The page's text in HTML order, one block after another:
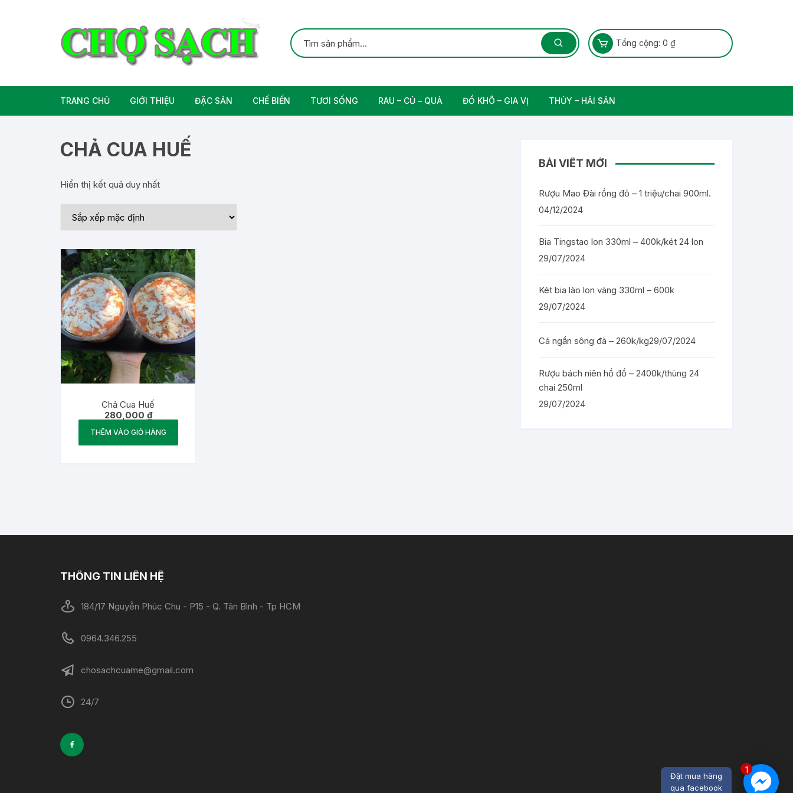
1
Đặt mua hàng
qua facebook
Tổng cộng: 0 ₫
TRANG CHỦ GIỚI THIỆU ĐẶC SẢN
Rượu bia đặc sản
CHẾ BIẾN TƯƠI SỐNG RAU – CỦ – QUẢ ĐỒ KHÔ – GIA VỊ THỦY – HẢI SẢN
CHẢ CUA HUẾ
Hiển thị kết quả duy nhất
Chả Cua Huế
280,000 ₫
THÊM VÀO GIỎ HÀNG
BÀI VIẾT MỚI
Rượu Mao Đài rồng đỏ – 1 triệu/chai 900ml.
04/12/2024
Bia Tingstao lon 330ml – 400k/két 24 lon
29/07/2024
Két bia lào lon vàng 330ml – 600k
29/07/2024
Cá ngần sông đà – 260k/kg29/07/2024
Rượu bách niên hồ đồ – 2400k/thùng 24
chai 250ml
29/07/2024
THÔNG TIN LIÊN HỆ
184/17 Nguyễn Phúc Chu - P15 - Q. Tân Bình - Tp HCM
0964.346.255
chosachcuame@gmail.com
24/7